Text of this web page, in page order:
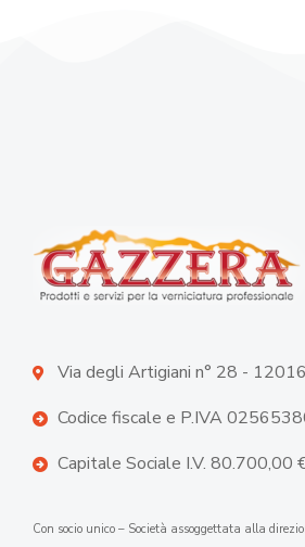
Via degli Artigiani n° 28 -
Codice fiscale e P.IVA
Capitale Sociale I.V. 80.700,00
Con socio unico – Società assoggettata alla